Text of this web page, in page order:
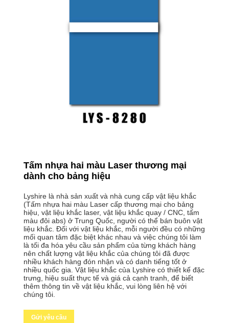
Tấm nhựa hai màu Laser thương mại
dành cho bảng hiệu
Lyshire là nhà sản xuất và nhà cung cấp vật liệu khắc
(Tấm nhựa hai màu Laser cấp thương mại cho bảng
hiệu, vật liệu khắc laser, vật liệu khắc quay / CNC, tấm
màu đôi abs) ở Trung Quốc, người có thể bán buôn vật
liệu khắc. Đối với vật liệu khắc, mỗi người đều có những
mối quan tâm đặc biệt khác nhau và việc chúng tôi làm
là tối đa hóa yêu cầu sản phẩm của từng khách hàng
nên chất lượng vật liệu khắc của chúng tôi đã được
nhiều khách hàng đón nhận và có danh tiếng tốt ở
nhiều quốc gia. Vật liệu khắc của Lyshire có thiết kế đặc
trưng, ​​hiệu suất thực tế và giá cả cạnh tranh, để biết
thêm thông tin về vật liệu khắc, vui lòng liên hệ với
chúng tôi.
Gửi yêu cầu